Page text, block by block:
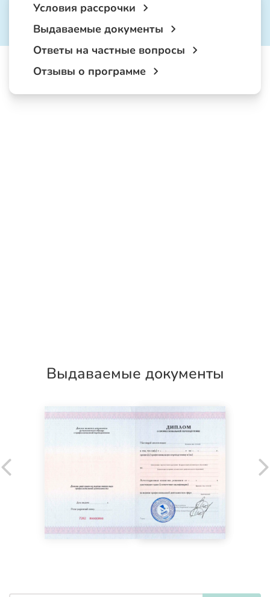
Условия рассрочки
Выдаваемые документы
Ответы на частные вопросы
Отзывы о программе
Выдаваемые документы